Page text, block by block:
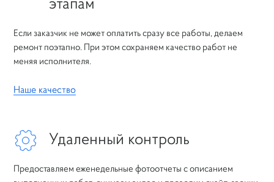
Если заказчик не может оплатить сразу все работы, делаем
ремонт поэтапно. При этом сохраняем качество работ не
меняя исполнителя.
Наше качество
Удаленный контроль
Предоставляем еженедельные фотоотчеты с описанием